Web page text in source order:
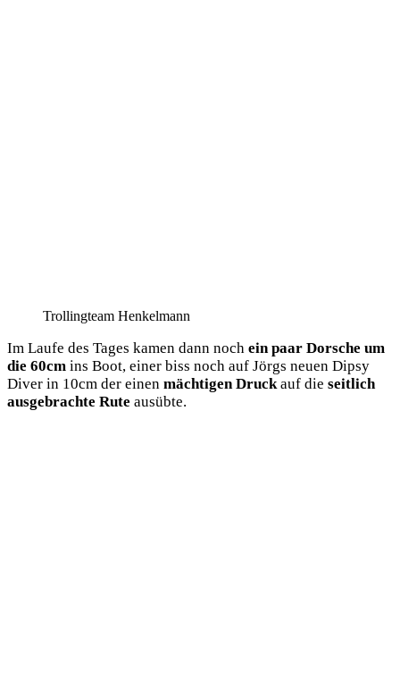
Trol­ling­team Henkelmann
Im Lau­fe des Tages kamen dann noch ein paar Dor­sche um
die 60cm ins Boot, einer biss noch auf Jörgs neu­en Dipsy
Diver in 10cm der einen mäch­ti­gen Druck auf die seit­lich
aus­ge­brach­te Rute ausübte.